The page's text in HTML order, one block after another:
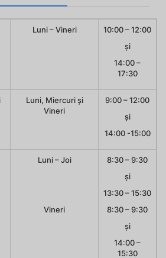
Luni – Vineri
10:00 – 12:00
și
14:00 –
17:30
Luni, Miercuri și
Vineri
9:00 – 12:00
și
14:00 -15:00
Luni – Joi
Vineri
8:30 – 9:30
și
13:30 – 15:30
8:30 – 9:30
și
14:00 –
15:30